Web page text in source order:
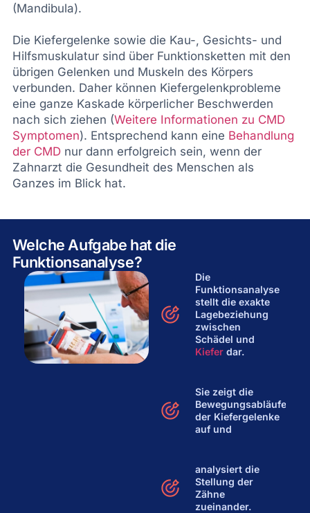
(Mandibula).
Die Kiefergelenke sowie die Kau-, Gesichts- und
Hilfsmuskulatur sind über Funktionsketten mit den
übrigen Gelenken und Muskeln des Körpers
verbunden. Daher können Kiefergelenkprobleme
eine ganze Kaskade körperlicher Beschwerden
nach sich ziehen (Weitere Informationen zu CMD
Symptomen). Entsprechend kann eine Behandlung
der CMDnur dann erfolgreich sein, wenn der
Zahnarzt die Gesundheit des Menschen als
Ganzes im Blick hat.
Welche Aufgabe hat die
Funktionsanalyse?
Die
Funktionsanalyse
stellt die exakte
Lagebeziehung
zwischen
Schädel und
Kiefer dar.
Sie zeigt die
Bewegungsabläufe
der Kiefergelenke
auf und
analysiert die
Stellung der
Zähne
zueinander.